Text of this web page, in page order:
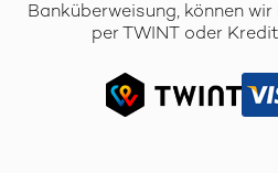
Banküberweisung, können
per TWINT oder